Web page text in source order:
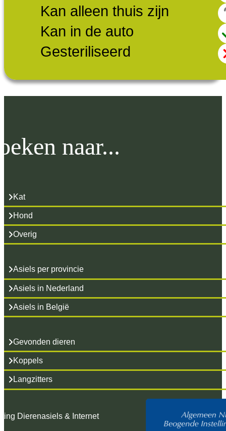
Kan alleen thuis zijn
Kan in de auto
Gesteriliseerd
naar...
Kat
Hond
Overig
Asiels per provincie
Asiels in Nederland
Asiels in België
Gevonden dieren
Koppels
Langzitters
Dierenasiels & Internet